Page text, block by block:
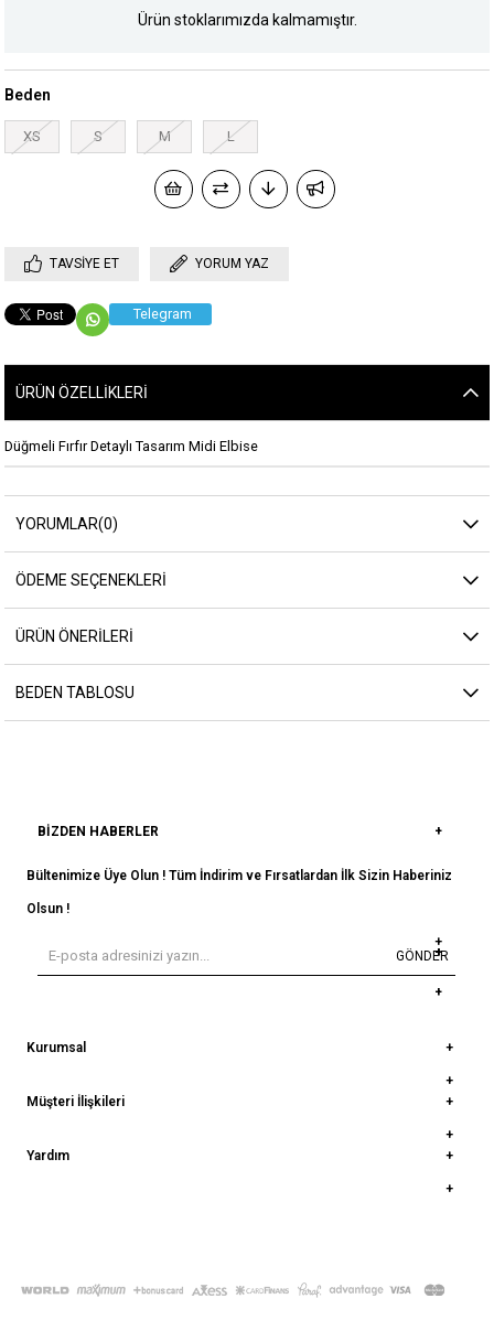
Ürün stoklarımızda kalmamıştır.
Beden
XS S M L
TAVSIYE ET YORUM YAZ
Telegram
ÜRÜN ÖZELLIKLERI
Düğmeli Fırfır Detaylı Tasarım Midi Elbise
YORUMLAR(0)
ÖDEME SEÇENEKLERI
ÜRÜN ÖNERILERI
BEDEN TABLOSU
BIZDEN HABERLER
Bültenimize Üye Olun ! Tüm İndirim ve Fırsatlardan İlk Sizin Haberiniz
Olsun !
GÖNDER
Kurumsal
Müşteri İlişkileri
Yardım